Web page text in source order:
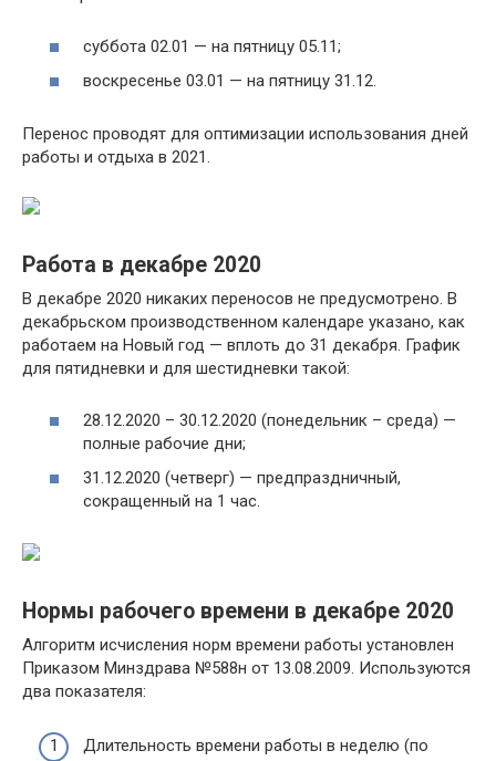
суббота 02.01 — на пятницу 05.11;
воскресенье 03.01 — на пятницу 31.12.
Перенос проводят для оптимизации использования дней
работы и отдыха в 2021.
Работа в декабре 2020
В декабре 2020 никаких переносов не предусмотрено. В
декабрьском производственном календаре указано, как
работаем на Новый год — вплоть до 31 декабря. График
для пятидневки и для шестидневки такой:
28.12.2020 – 30.12.2020 (понедельник – среда) —
полные рабочие дни;
31.12.2020 (четверг) — предпраздничный,
сокращенный на 1 час.
Нормы рабочего времени в декабре 2020
Алгоритм исчисления норм времени работы установлен
Приказом Минздрава №588н от 13.08.2009. Используются
два показателя:
Длительность времени работы в неделю (по